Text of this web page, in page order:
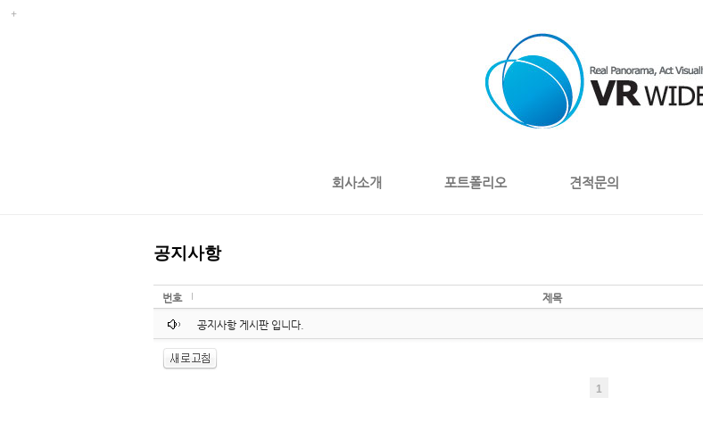
회사소개 포트폴리오 견적문의
공지사항
번호 제목
공지사항 게시판 입니다.
1